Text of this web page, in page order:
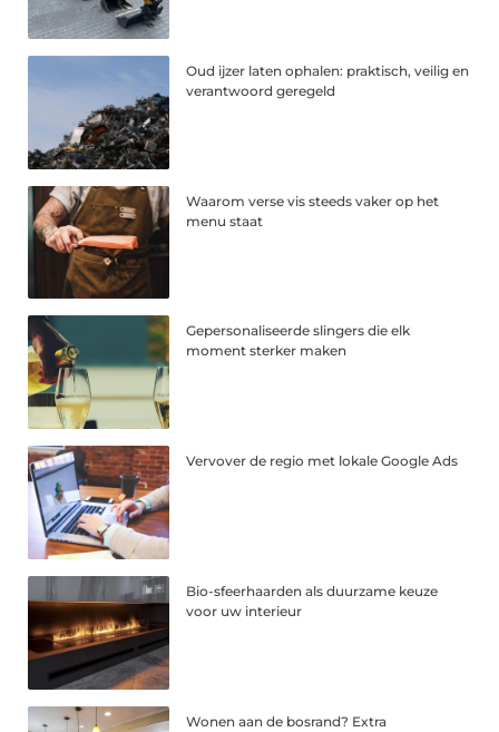
Oud ijzer laten ophalen: praktisch, veilig en
verantwoord geregeld
Waarom verse vis steeds vaker op het
menu staat
Gepersonaliseerde slingers die elk
moment sterker maken
Vervover de regio met lokale Google Ads
Bio-sfeerhaarden als duurzame keuze
voor uw interieur
Wonen aan de bosrand? Extra